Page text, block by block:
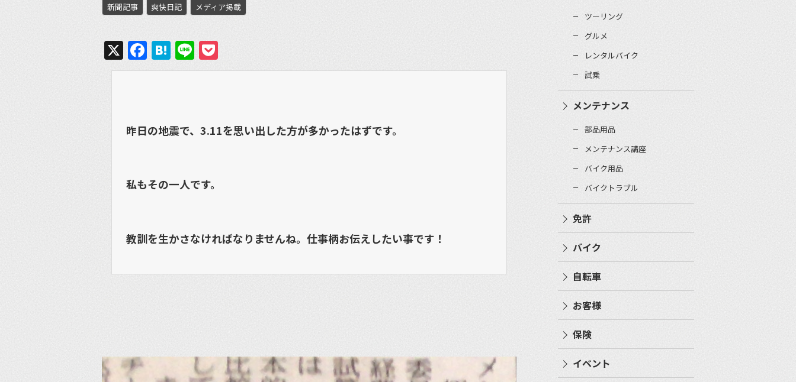
新聞記事 爽快日記 メディア掲載
X Facebook
Hatena
Line
昨日の地震で、3.11を思い出した方が多かったはずです。
私もその一人です。
教訓を生かさなければなりませんね。仕事柄お伝えしたい事です！
ツーリング
グルメ
レンタルバイク
試乗
メンテナンス
部品用品
メンテナンス講座
バイク用品
バイクトラブル
免許
バイク
自転車
お客様
保険
イベント